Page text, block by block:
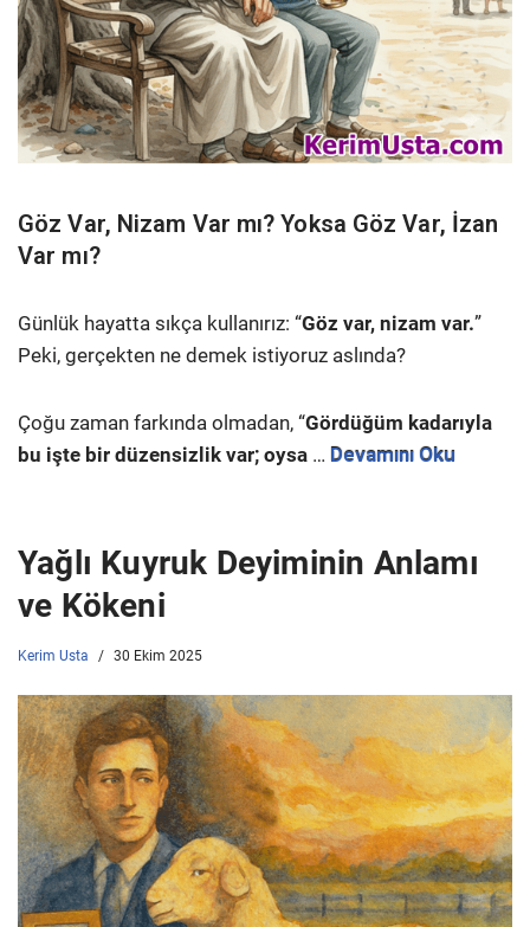
Göz Var, Nizam Var mı? Yoksa Göz Var, İzan
Var mı?
Günlük hayatta sıkça kullanırız: “Göz var, nizam var.”
Peki, gerçekten ne demek istiyoruz aslında?
Çoğu zaman farkında olmadan, “Gördüğüm kadarıyla
bu işte bir düzensizlik var; oysa … Devamını Oku
Yağlı Kuyruk Deyiminin Anlamı
ve Kökeni
Kerim Usta 30 Ekim 2025